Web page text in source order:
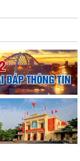
Công ty phát triển đô
xã Thượng Hồng
xếp, tổ chức lại các
nội quy tiếp công dân